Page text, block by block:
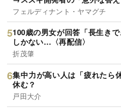
フェルディナント・ヤマグチ
100歳の男女が回答「長生き
しかない…〈再配信〉
折茂肇
集中力が高い人は「疲れたら
休む？
戸田大介